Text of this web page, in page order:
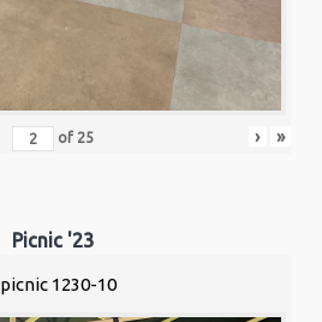
of 25 › »
Picnic '23
picnic 1230-10